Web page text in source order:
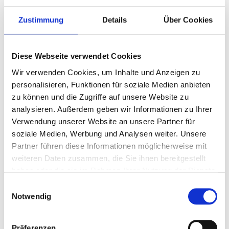
Zustimmung Details Über Cookies
Diese Webseite verwendet Cookies
Wir verwenden Cookies, um Inhalte und Anzeigen zu
personalisieren, Funktionen für soziale Medien anbieten
zu können und die Zugriffe auf unsere Website zu
analysieren. Außerdem geben wir Informationen zu Ihrer
Verwendung unserer Website an unsere Partner für
soziale Medien, Werbung und Analysen weiter. Unsere
Partner führen diese Informationen möglicherweise mit
weiteren Daten zusammen, die Sie ihnen bereitgestellt
Notwendig
Kartengestaltung? Sie wollen Ihre Karten nicht online,
sondern lieber von unserer Grafikabteilung gestalten
gemeinsam mit Ihnen eine Lösung, um Ihre Wünsche
umzusetzen. Auch bei der Papierauswahl beraten wir Sie
sprechen Sie uns einfach darauf an!
Übrigens bieten wir auchKatalog-und Musterbestellung
– Sie können also Ihre Kartenfavoriten in Ruhe auswählen.